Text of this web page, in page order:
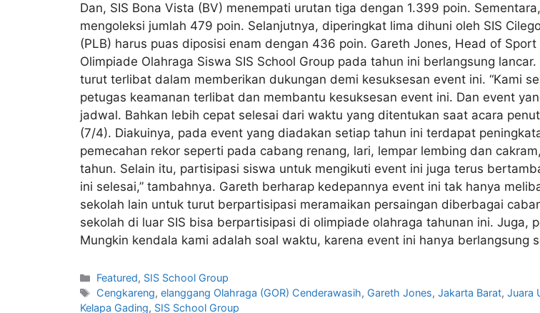
Dan, SIS Bona Vista (BV) menempati urutan tiga dengan 1.399 poin.
mengoleksi jumlah 479 poin. Selanjutnya, diperingkat lima dihuni oleh SIS
(PLB) harus puas diposisi enam dengan 436 poin. Gareth Jones, Head of
Olimpiade Olahraga Siswa SIS School Group pada tahun ini berlangsung
turut terlibat dalam memberikan dukungan demi kesuksesan event ini. “Kami
petugas keamanan terlibat dan membantu kesuksesan event ini. Dan event
jadwal. Bahkan lebih cepat selesai dari waktu yang ditentukan saat acara
(7/4). Diakuinya, pada event yang diadakan setiap tahun ini terdapat
pemecahan rekor seperti pada cabang renang, lari, lempar lembing dan
tahun. Selain itu, partisipasi siswa untuk mengikuti event ini juga terus
ini selesai,” tambahnya. Gareth berharap kedepannya event ini tak hanya
sekolah lain untuk turut berpartisipasi meramaikan persaingan diberbagai
sekolah di luar SIS bisa berpartisipasi di olimpiade olahraga tahunan ini. Juga,
Mungkin kendala kami adalah soal waktu, karena event ini hanya berlangsung
Featured, SIS School Group
Cengkareng,elanggang Olahraga (GOR) Cenderawasih, Gareth Jones,Jakarta Barat,Juara
Kelapa Gading, SIS School Group